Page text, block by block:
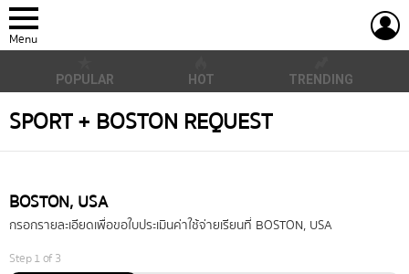
Menu
POPULAR HOT TRENDING
SPORT + BOSTON REQUEST
BOSTON, USA
กรอกรายละเอียดเพื่อขอใบประเมินค่าใช้จ่ายเรียนที่ BOSTON, USA
Step1of 3